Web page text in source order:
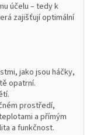
účelu – tedy k
zajišťují optimální
jako jsou háčky,
opatrní.
prostředí,
a přímým
a funkčnost.